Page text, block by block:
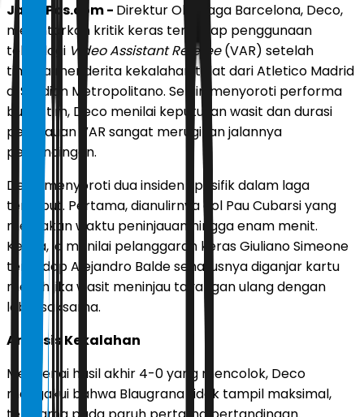
JawaPos.com - Direktur Olahraga Barcelona, Deco,
melontarkan kritik keras terhadap penggunaan
teknologi Video Assistant Referee(VAR) setelah
timnya menderita kekalahan telat dari Atletico Madrid
di Stadion Metropolitano. Selain menyoroti performa
buruk tim, Deco menilai keputusan wasit dan durasi
peninjauan VAR sangat merugikan jalannya
pertandingan.
Deco menyoroti dua insiden spesifik dalam laga
tersebut. Pertama, dianulirnya gol Pau Cubarsi yang
memakan waktu peninjauan hingga enam menit.
Kedua, ia menilai pelanggaran keras Giuliano Simeone
terhadap Alejandro Balde seharusnya diganjar kartu
merah jika wasit meninjau tayangan ulang dengan
lebih saksama.
Analisis Kekalahan
Mengenai hasil akhir 4-0 yang mencolok, Deco
mengakui bahwa Blaugrana tidak tampil maksimal,